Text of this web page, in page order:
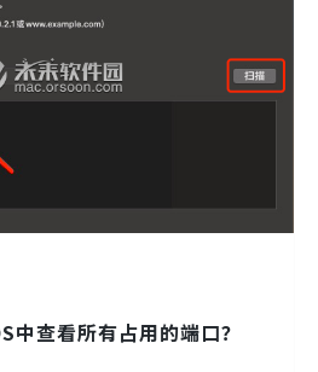
查看所有占用的端口？